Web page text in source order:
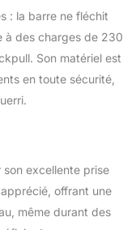
standard
ce
élevé
:
acier à
jusqu'à 910
: la barre ne fléchit
à des charges de 230
Son matériel est
en toute sécurité,
excellente prise
offrant une
même durant des